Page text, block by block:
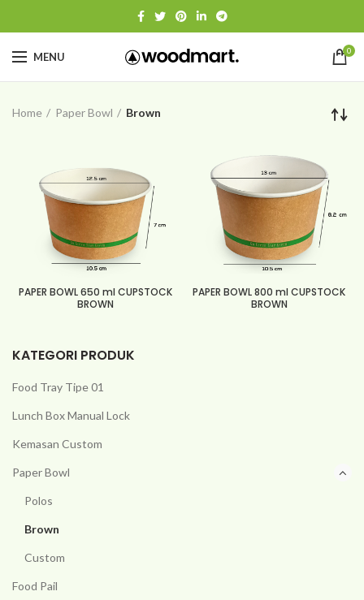
MENU 0
KATEGORI PRODUK
Food Tray Tipe 01
Lunch Box Manual Lock
Kemasan Custom
Paper Bowl
Polos
Brown
Custom
Food Pail
Home Paper Bowl Brown
PAPER BOWL 650 ml CUPSTOCK
BROWN
PAPER BOWL 800 ml CUPSTOCK
BROWN